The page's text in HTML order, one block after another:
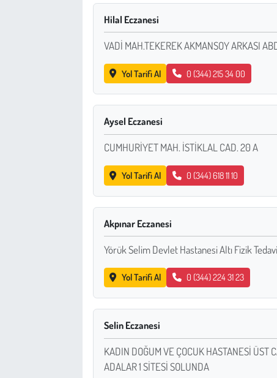
Hilal Eczanesi
VADİ MAH.TEKEREK AKMANSOY ARKASI
Yol Tarifi Al 0 (344) 215 34 00
Aysel Eczanesi
CUMHURİYET MAH. İSTİKLAL CAD. 20 A
Yol Tarifi Al 0 (344) 618 11 10
Akpınar Eczanesi
Yörük Selim Devlet Hastanesi Altı Fizik
Yol Tarifi Al 0 (344) 224 31 23
Selin Eczanesi
KADIN DOĞUM VE ÇOCUK HASTANESİ ÜST
ADALAR 1 SİTESİ SOLUNDA